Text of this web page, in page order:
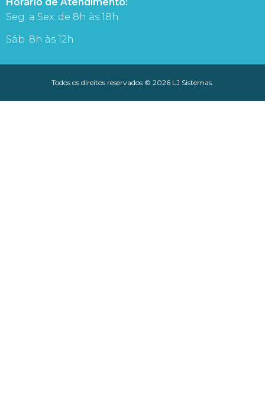
Seg. a Sex. de 8h às 18h
Sáb. 8h às 12h
Todos os direitos reservados © 2026 LJ Sistemas.